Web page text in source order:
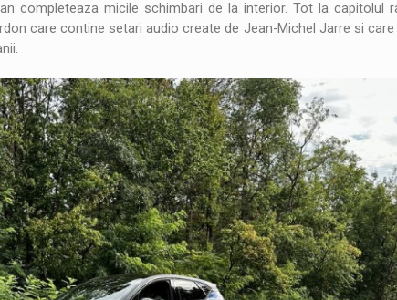
completeaza micile schimbari de la interior. Tot la capitolul
care contine setari audio create de Jean-Michel Jarre si care